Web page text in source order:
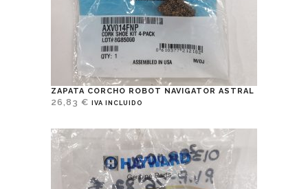
ZAPATA CORCHO ROBOT NAVIGATOR ASTRAL
26,83 € IVA INCLUIDO